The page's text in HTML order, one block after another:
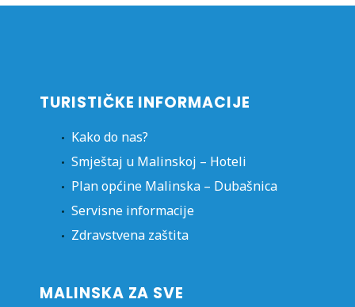
TURISTIČKE INFORMACIJE
Kako do nas?
Smještaj u Malinskoj – Hoteli
Plan općine Malinska – Dubašnica
Servisne informacije
Zdravstvena zaštita
MALINSKA ZA SVE